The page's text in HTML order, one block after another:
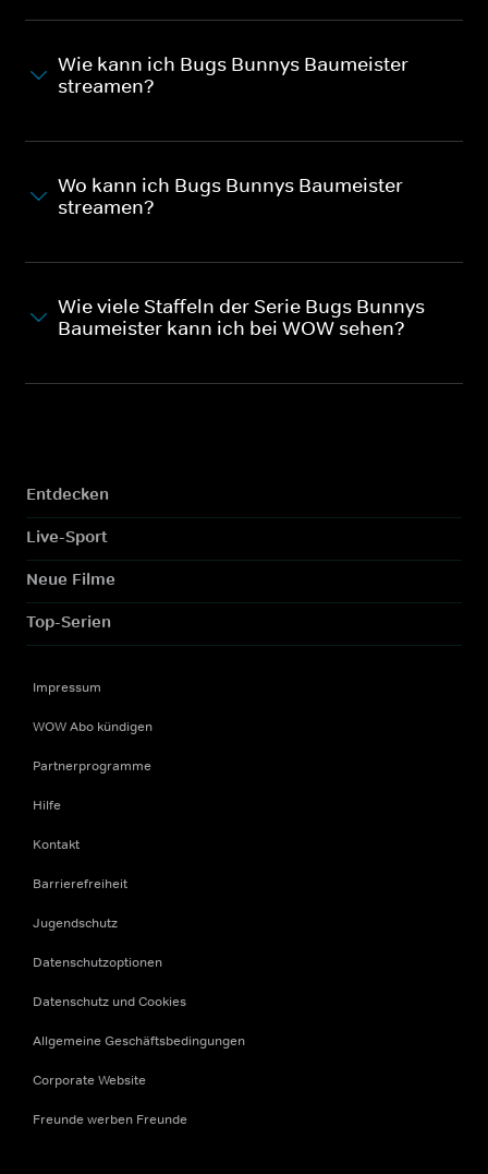
Wie kann ich Bugs Bunnys Baumeister
streamen?
Wo kann ich Bugs Bunnys Baumeister
streamen?
Wie viele Staffeln der Serie Bugs Bunnys
Baumeister kann ich bei WOW sehen?
Entdecken
Live-Sport
Neue Filme
Top-Serien
Impressum
WOW Abo kündigen
Partnerprogramme
Hilfe
Kontakt
Barrierefreiheit
Jugendschutz
Datenschutzoptionen
Datenschutz und Cookies
Allgemeine Geschäftsbedingungen
Corporate Website
Freunde werben Freunde